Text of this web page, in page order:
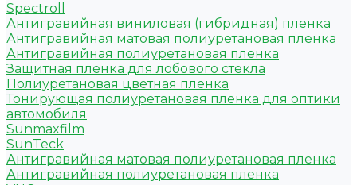
Spectroll
Антигравийная виниловая (гибридная) пленка
Антигравийная матовая полиуретановая пленка
Антигравийная полиуретановая пленка
Защитная пленка для лобового стекла
Полиуретановая цветная пленка
Тонирующая полиуретановая пленка для оптики
автомобиля
Sunmaxfilm
SunTeck
Антигравийная матовая полиуретановая пленка
Антигравийная полиуретановая пленка